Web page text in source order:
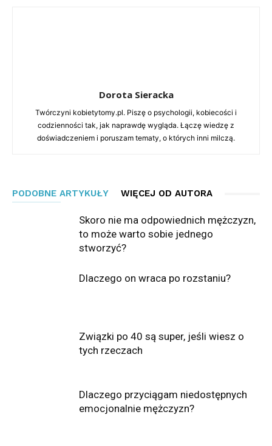
Dorota Sieracka
Twórczyni kobietytomy.pl. Piszę o psychologii, kobiecości i
codzienności tak, jak naprawdę wygląda. Łączę wiedzę z
doświadczeniem i poruszam tematy, o których inni milczą.
PODOBNE ARTYKUŁY WIĘCEJ OD AUTORA
Skoro nie ma odpowiednich mężczyzn,
to może warto sobie jednego
stworzyć?
Dlaczego on wraca po rozstaniu?
Związki po 40 są super, jeśli wiesz o
tych rzeczach
Dlaczego przyciągam niedostępnych
emocjonalnie mężczyzn?